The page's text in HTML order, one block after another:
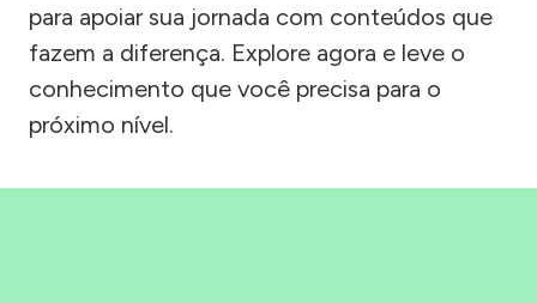
para apoiar sua jornada com conteúdos que
fazem a diferença. Explore agora e leve o
conhecimento que você precisa para o
próximo nível.